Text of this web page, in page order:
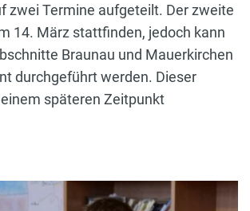
zwei Termine aufgeteilt. Der zweite
14. März stattfinden, jedoch kann
Braunau und Mauerkirchen
durchgeführt werden. Dieser
späteren Zeitpunkt